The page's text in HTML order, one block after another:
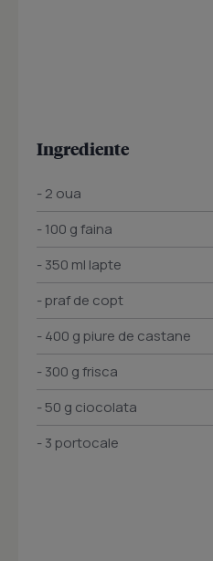
Ingrediente
- 2 oua
- 100 g faina
- 350 ml lapte
- praf de copt
- 400 g piure de castane
- 300 g frisca
- 50 g ciocolata
- 3 portocale